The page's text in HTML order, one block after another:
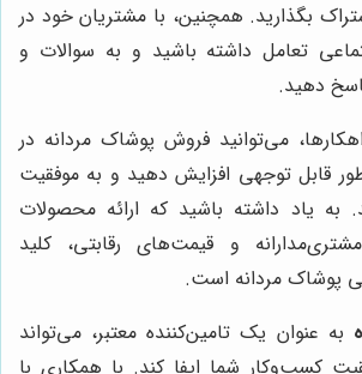
بگذارید. همچنین، با مشتریان خود در
تعامل داشته باشید و به سوالات و
دهید.
می‌توانید فروش پوشاک مردانه در
قابل توجهی افزایش دهید و به موفقیت
به یاد داشته باشید که ارائه محصولات
و قیمت‌های رقابتی، کلید
پوشاک مردانه است.
به عنوان یک تامین‌کننده معتبر، می‌تواند
کسب‌وکار شما ایفا کند. با همکاری با